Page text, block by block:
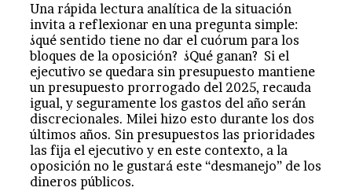
Una rápida lectura analítica de la situación
invita a reflexionar en una pregunta simple:
¿qué sentido tiene no dar el cuórum para los
bloques de la oposición? ¿Qué ganan? Si el
ejecutivo se quedara sin presupuesto mantiene
un presupuesto prorrogado del 2025, recauda
igual, y seguramente los gastos del año serán
discrecionales. Milei hizo esto durante los dos
últimos años. Sin presupuestos las prioridades
las fija el ejecutivo y en este contexto, a la
oposición no le gustará este “desmanejo” de los
dineros públicos.